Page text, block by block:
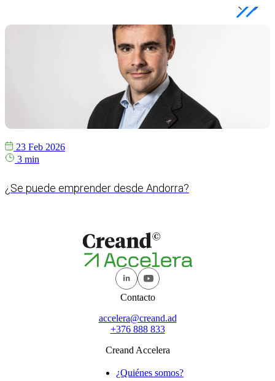
23 Feb 2026
3 min
¿Se puede emprender desde Andorra?
Contacto
accelera@creand.ad
+376 888 833
Creand Accelera
¿Quiénes somos?